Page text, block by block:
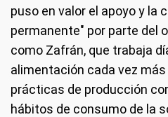
puso en valor el apoyo y la
permanente" por parte del
como Zafrán, que trabaja
alimentación cada vez
prácticas de producción
hábitos de consumo de la